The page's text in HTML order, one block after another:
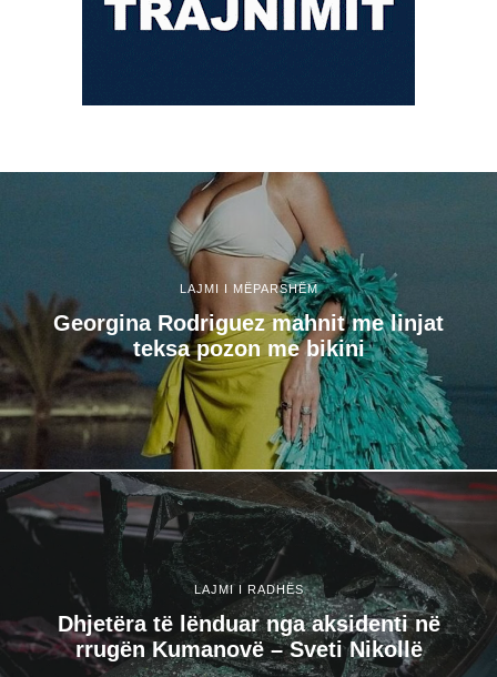
LAJMI I MËPARSHËM
Georgina Rodriguez mahnit me linjat
teksa pozon me bikini
LAJMI I RADHËS
Dhjetëra të lënduar nga aksidenti në
rrugën Kumanovë – Sveti Nikollë